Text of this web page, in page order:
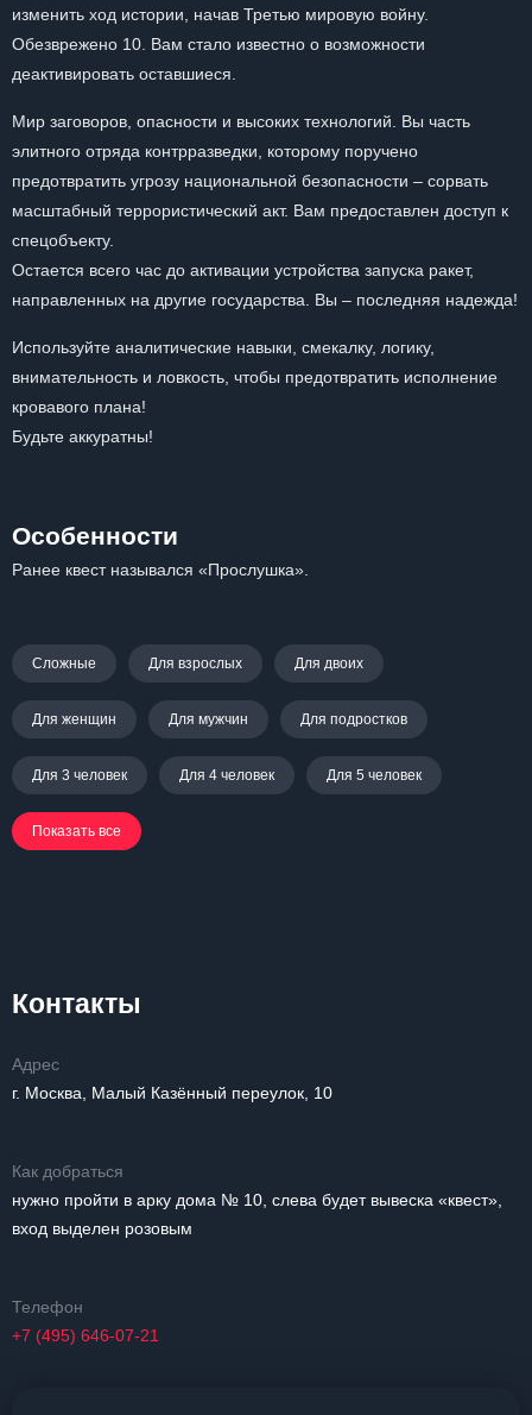
изменить ход истории, начав Третью мировую войну.
Обезврежено 10. Вам стало известно о возможности
деактивировать оставшиеся.
Мир заговоров, опасности и высоких технологий. Вы часть
элитного отряда контрразведки, которому поручено
предотвратить угрозу национальной безопасности – сорвать
масштабный террористический акт. Вам предоставлен доступ к
спецобъекту.
Остается всего час до активации устройства запуска ракет,
направленных на другие государства. Вы – последняя надежда!
Используйте аналитические навыки, смекалку, логику,
внимательность и ловкость, чтобы предотвратить исполнение
кровавого плана!
Будьте аккуратны!
Особенности
Ранее квест назывался «Прослушка».
Сложные Для взрослых Для двоих
Для женщин Для мужчин Для подростков
Для 3 человек Для 4 человек Для 5 человек
Показать все
Контакты
Адрес
г. Москва, Малый Казённый переулок, 10
Как добраться
нужно пройти в арку дома № 10, слева будет вывеска «квест»,
вход выделен розовым
Телефон
+7 (495) 646-07-21